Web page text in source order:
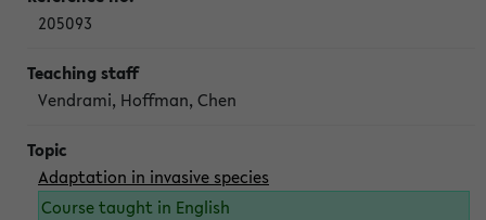
205093
Vendrami, Hoffman, Chen
Adaptation in invasive species
Course taught in English